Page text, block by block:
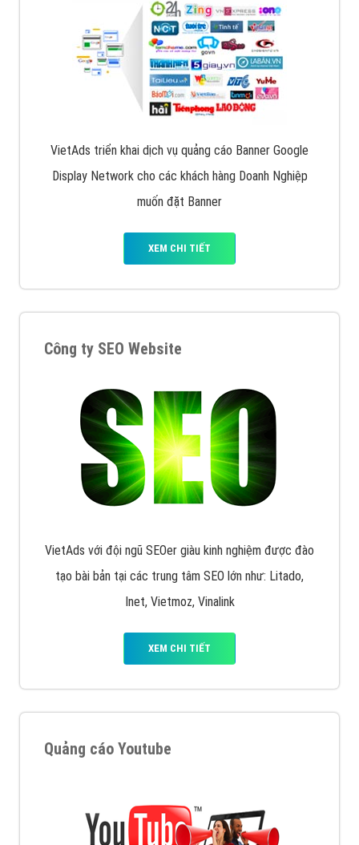
VietAds triển khai dịch vụ quảng cáo Banner Google
Display Network cho các khách hàng Doanh Nghiệp
muốn đặt Banner
XEM CHI TIẾT
Công ty SEO Website
VietAds với đội ngũ SEOer giàu kinh nghiệm được đào
tạo bài bản tại các trung tâm SEO lớn như: Litado,
Inet, Vietmoz, Vinalink
XEM CHI TIẾT
Quảng cáo Youtube